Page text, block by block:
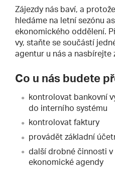
Zájezdy nás baví, a
hledáme na letní sezónu
ekonomického oddělení.
vy, staňte se součástí
agentur u nás a nasbírejte
Co u nás budete
kontrolovat bankovní
do interního systému
kontrolovat faktury
provádět základní
další drobné činnosti
ekonomické agendy